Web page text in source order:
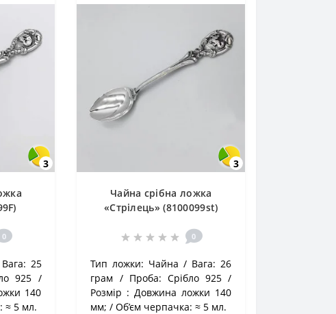
3
0
Вага: 25
925
140
≈ 5 мл.
3
Чайна срібна ложка
«Стрілець» (8100099st)
0
Тип ложки: Чайна Вага: 26
грам
Проба: Срібло 925
Розмір : Довжина ложки 140
мм;
Об’єм черпачка: ≈ 5 мл.